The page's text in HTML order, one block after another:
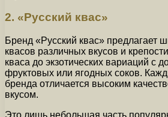
2. «Русский квас»
Бренд «Русский квас» предлагает
квасов различных вкусов и
кваса до экзотических вариаций с
фруктовых или ягодных соков.
бренда отличается высоким
вкусом.